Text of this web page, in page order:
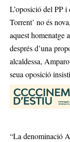
L’oposició del PP
Torrent’ no és
aquest homenatge
després d’una
alcaldessa,
seua oposició
“La denominació